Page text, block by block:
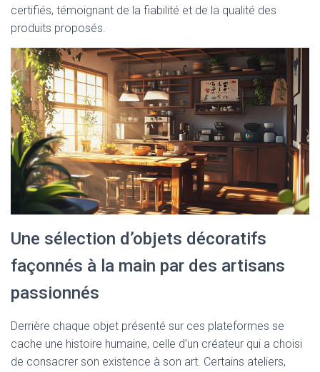
certifiés, témoignant de la fiabilité et de la qualité des
produits proposés.
Une sélection d’objets décoratifs
façonnés à la main par des artisans
passionnés
Derrière chaque objet présenté sur ces plateformes se
cache une histoire humaine, celle d’un créateur qui a choisi
de consacrer son existence à son art. Certains ateliers,